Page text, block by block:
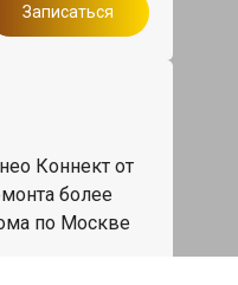
Записаться
Коннект от
более
по Москве